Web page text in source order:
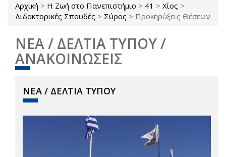
Είστε εδώ
Αρχική > Η Ζωή στο Πανεπιστήμιο > 41 > Χίος >
Διδακτορικές Σπουδές > Σύρος > Προκηρύξεις Θέσεων
ΝΕΑ / ΔΕΛΤΙΑ ΤΥΠΟΥ /
ΑΝΑΚΟΙΝΩΣΕΙΣ
ΝΕΑ / ΔΕΛΤΙΑ ΤΥΠΟΥ